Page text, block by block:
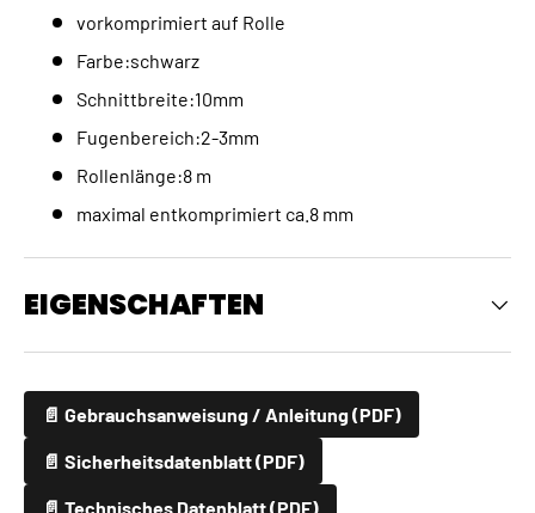
vorkomprimiert auf Rolle
Farbe:schwarz
Schnittbreite:10mm
Fugenbereich:2-3mm
Rollenlänge:8 m
maximal entkomprimiert ca.8 mm
EIGENSCHAFTEN
📄 Gebrauchsanweisung / Anleitung (PDF)
📄 Sicherheitsdatenblatt (PDF)
📄 Technisches Datenblatt (PDF)